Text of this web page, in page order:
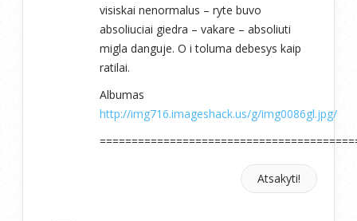
visiskai nenormalus – ryte buvo
absoliuciai giedra – vakare – absoliuti
migla danguje. O i toluma debesys kaip
ratilai.
Albumas
http://img716.imageshack.us/g/img0086gl.jpg/
Atsakyti!